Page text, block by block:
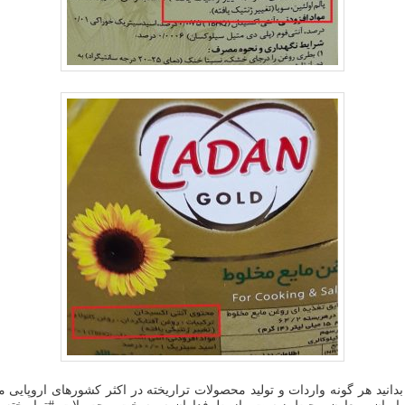
هر گونه واردات و تولید محصولات تراریخته در اکثر کشورهای